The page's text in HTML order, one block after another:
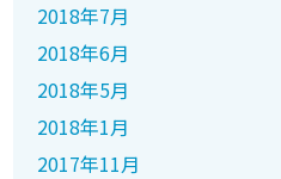
2018年7月
2018年6月
2018年5月
2018年1月
2017年11月